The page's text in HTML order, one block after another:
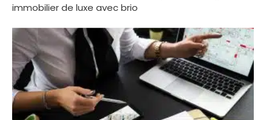
immobilier de luxe avec brio